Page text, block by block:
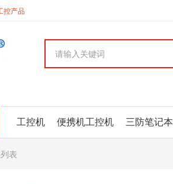
控产品
工控机 便携机工控机 三防笔记本
表